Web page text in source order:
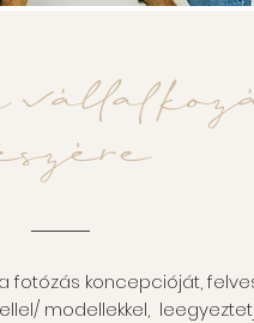
fotózás koncepcióját,
modellekkel,